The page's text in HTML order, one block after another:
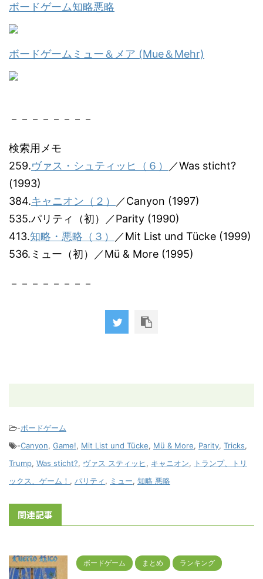
ボードゲーム知略悪略
ボードゲームミュー＆メア (Mue＆Mehr)
－－－－－－－－
検索用メモ
259.ヴァス・シュティッヒ（６）
／Was sticht?
(1993)
384.キャニオン（２）
／Canyon (1997)
535.パリティ（初）／Parity (1990)
413.知略・悪略（３）
／Mit List und Tücke (1999)
536.ミュー（初）／Mü & More (1995)
－－－－－－－－
-ボードゲーム
-Canyon, Game!, Mit List und Tücke, Mü & More, Parity, Tricks,
Trump, Was sticht?, ヴァス スティッヒ, キャニオン, トランプ、トリ
ックス、ゲーム！ , パリティ, ミュー, 知略 悪略
関連記事
ボードゲーム まとめ ランキング